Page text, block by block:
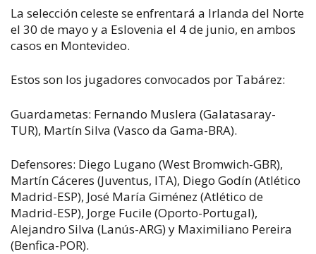
La selección celeste se enfrentará a Irlanda del Norte
el 30 de mayo y a Eslovenia el 4 de junio, en ambos
casos en Montevideo.
Estos son los jugadores convocados por Tabárez:
Guardametas: Fernando Muslera (Galatasaray-
TUR), Martín Silva (Vasco da Gama-BRA).
Defensores: Diego Lugano (West Bromwich-GBR),
Martín Cáceres (Juventus, ITA), Diego Godín (Atlético
Madrid-ESP), José María Giménez (Atlético de
Madrid-ESP), Jorge Fucile (Oporto-Portugal),
Alejandro Silva (Lanús-ARG) y Maximiliano Pereira
(Benfica-POR).